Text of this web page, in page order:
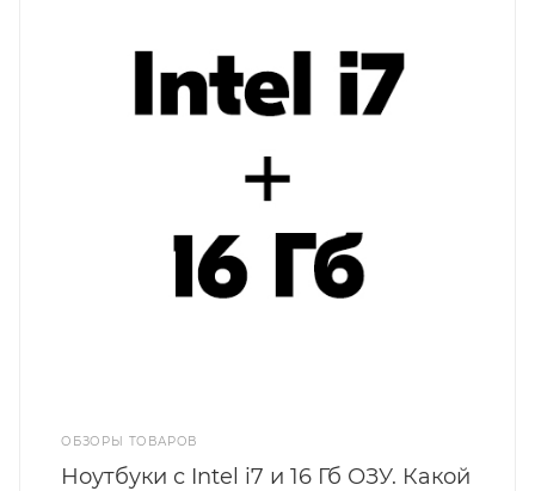
ОБЗОРЫ ТОВАРОВ
Ноутбуки с Intel i7 и 16 Гб ОЗУ. Какой